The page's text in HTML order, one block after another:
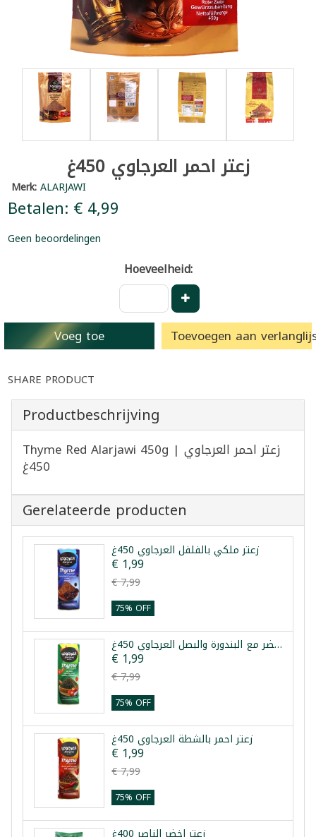
زعتر احمر العرجاوي 450غ
Merk:ALARJAWI
Betalen: € 4,99
Geen beoordelingen
Hoeveelheid:
Voeg toe Toevoegen aan
SHARE PRODUCT
Productbeschrijving
Thyme Red Alarjawi 450g | زعتر احمر العرجاوي
450غ
Gerelateerde producten
زعتر ملكي بالفلفل العرجاوي 450غ
€ 1,99
€ 7,99
75% OFF
زعتر اخضر مع البندورة والبصل العرجاوي 450غ
€ 1,99
€ 7,99
75% OFF
زعتر احمر بالشطة العرجاوي 450غ
€ 1,99
€ 7,99
75% OFF